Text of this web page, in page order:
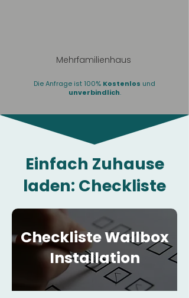
Mehrfamilienhaus
Die Anfrage ist 100% Kostenlos und
unverbindlich.
Einfach Zuhause
laden: Checkliste
Checkliste Wallbox
Installation